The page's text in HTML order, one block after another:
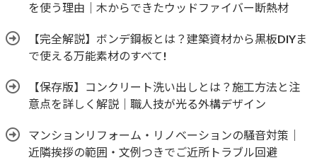
を使う理由｜木からできたウッドファイバー断熱材
【完全解説】ボンデ鋼板とは？建築資材から黒板DIYま
で使える万能素材のすべて!
【保存版】コンクリート洗い出しとは？施工方法と注
意点を詳しく解説｜職人技が光る外構デザイン
マンションリフォーム・リノベーションの騒音対策｜
近隣挨拶の範囲・文例つきでご近所トラブル回避